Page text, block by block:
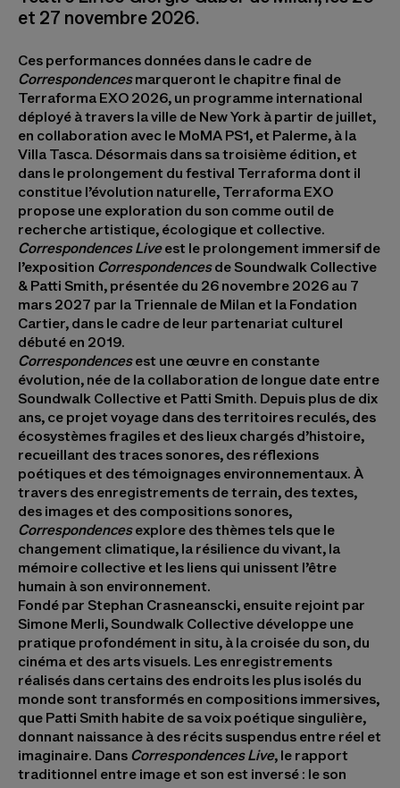
et 27 novembre 2026.
Ces performances données dans le cadre de
Correspondencesmarqueront le chapitre final de
Terraforma EXO 2026, un programme international
déployé à travers la ville de New York à partir de juillet,
en collaboration avec le MoMA PS1, et Palerme, à la
Villa Tasca. Désormais dans sa troisième édition, et
dans le prolongement du festival Terraforma dont il
constitue l’évolution naturelle, Terraforma EXO
propose une exploration du son comme outil de
recherche artistique, écologique et collective.
Correspondences Liveest le prolongement immersif de
l’exposition Correspondencesde Soundwalk Collective
& Patti Smith, présentée du 26 novembre 2026 au 7
mars 2027 par la Triennale de Milan et la Fondation
Cartier, dans le cadre de leur partenariat culturel
débuté en 2019.
Correspondencesest une œuvre en constante
évolution, née de la collaboration de longue date entre
Soundwalk Collective et Patti Smith. Depuis plus de dix
ans, ce projet voyage dans des territoires reculés, des
écosystèmes fragiles et des lieux chargés d’histoire,
recueillant des traces sonores, des réflexions
poétiques et des témoignages environnementaux. À
travers des enregistrements de terrain, des textes,
des images et des compositions sonores,
Correspondencesexplore des thèmes tels que le
changement climatique, la résilience du vivant, la
mémoire collective et les liens qui unissent l’être
humain à son environnement.
Fondé par Stephan Crasneanscki, ensuite rejoint par
Simone Merli, Soundwalk Collective développe une
pratique profondément in situ, à la croisée du son, du
cinéma et des arts visuels. Les enregistrements
réalisés dans certains des endroits les plus isolés du
monde sont transformés en compositions immersives,
que Patti Smith habite de sa voix poétique singulière,
donnant naissance à des récits suspendus entre réel et
imaginaire. Dans Correspondences Live, le rapport
traditionnel entre image et son est inversé : le son